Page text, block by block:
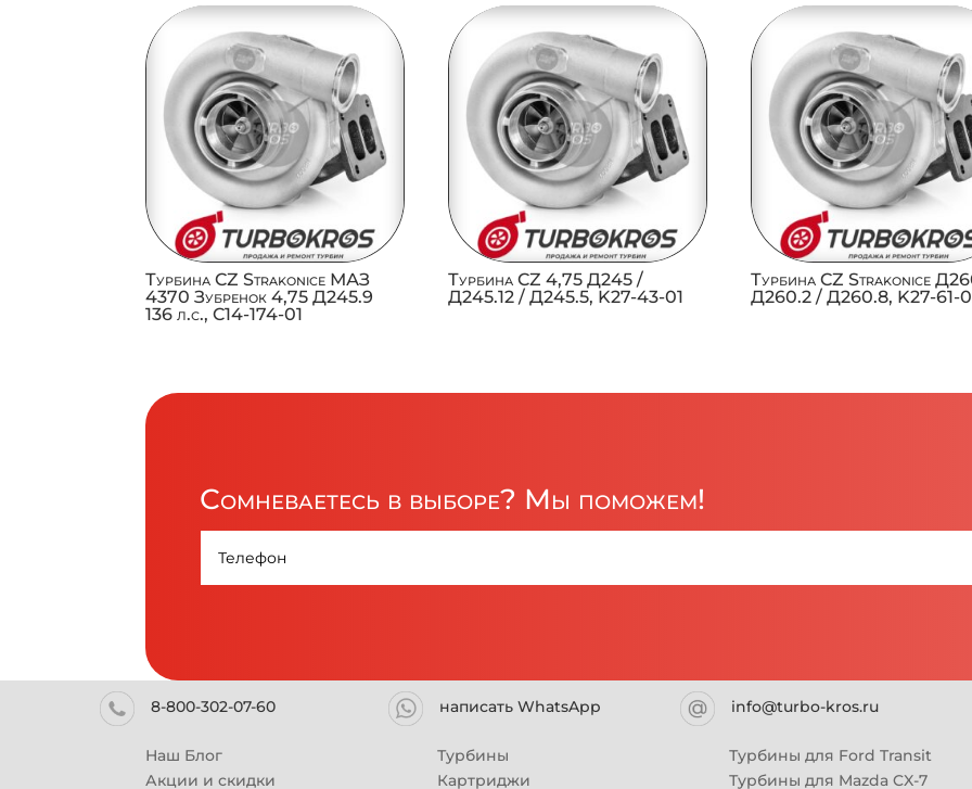
Турбина CZ Strakonice МАЗ
4370 Зубренок 4,75 Д245.9
136 л.с., C14-174-01
Турбина CZ 4,75 Д245 /
Д245.12 / Д245.5, K27-43-01
Турбина CZ Strakonice
Д260.2 / Д260.8, K27-61-
Сомневаетесь в выборе? Мы поможем!
8-800-302-07-60 написать WhatsApp info@turbo-kros.ru
Наш Блог
Акции и скидки
Турбины
Картриджи
Турбины для Ford Transit
Турбины для Mazda CX-7